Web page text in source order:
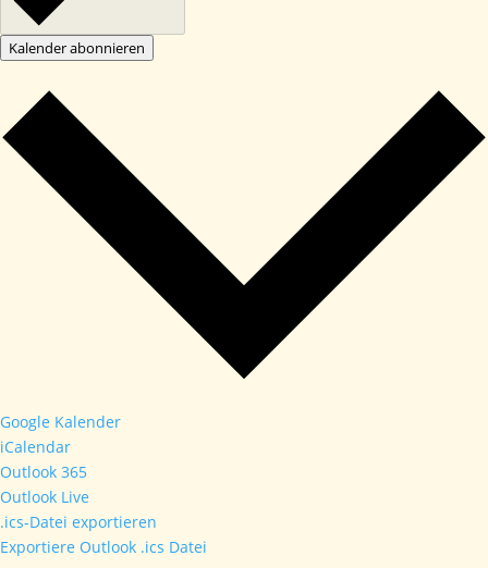
Kalender abonnieren
Google Kalender
iCalendar
Outlook 365
Outlook Live
.ics-Datei exportieren
Exportiere Outlook .ics Datei